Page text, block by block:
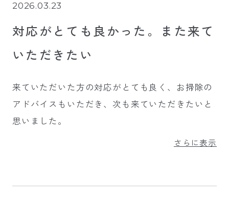
2026.03.23
対応がとても良かった。また来て
いただきたい
来ていただいた方の対応がとても良く、お掃除の
アドバイスもいただき、次も来ていただきたいと
思いました。
さらに表示